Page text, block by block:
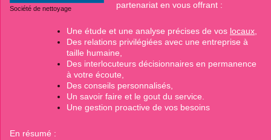
Société de nettoyage
partenariat en vous offrant :
Une étude et une analyse précises de vos locaux
Des relations privilégiées avec une entreprise à
taille humaine,
Des interlocuteurs décisionnaires en permanence
à votre écoute,
Des conseils personnalisés,
Un savoir faire et le gout du service.
Une gestion proactive de vos besoins
En résumé :